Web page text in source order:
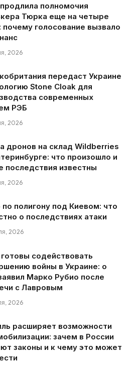
полномочия
Тюрка еще на четыре
почему голосование вызвало
2026
передаст Украине
Stone Cloak для
современных
РЭБ
2026
дронов на склад Wildberries
что произошло и
последствия известны
2026
полигону под Киевом: что
о последствиях атаки
2026
содействовать
войны в Украине: о
Марко Рубио после
с Лавровым
2026
расширяет возможности
зачем в России
законы и к чему это может